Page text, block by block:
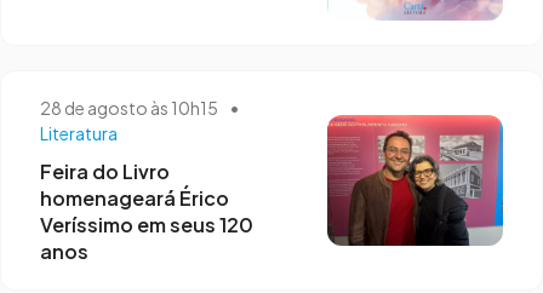
28 de agosto às 10h15
•
Literatura
Feira do Livro
homenageará Érico
Veríssimo em seus 120
anos